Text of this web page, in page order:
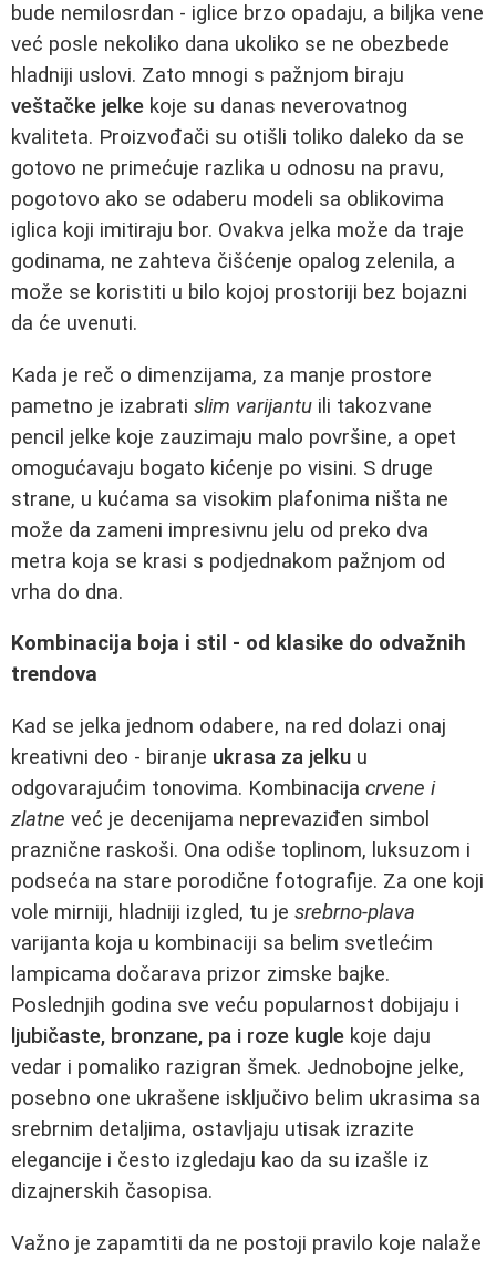
bude nemilosrdan - iglice brzo opadaju, a biljka vene
već posle nekoliko dana ukoliko se ne obezbede
hladniji uslovi. Zato mnogi s pažnjom biraju
veštačke jelke koje su danas neverovatnog
kvaliteta. Proizvođači su otišli toliko daleko da se
gotovo ne primećuje razlika u odnosu na pravu,
pogotovo ako se odaberu modeli sa oblikovima
iglica koji imitiraju bor. Ovakva jelka može da traje
godinama, ne zahteva čišćenje opalog zelenila, a
može se koristiti u bilo kojoj prostoriji bez bojazni
da će uvenuti.
Kada je reč o dimenzijama, za manje prostore
pametno je izabrati slim varijantu ili takozvane
pencil jelke koje zauzimaju malo površine, a opet
omogućavaju bogato kićenje po visini. S druge
strane, u kućama sa visokim plafonima ništa ne
može da zameni impresivnu jelu od preko dva
metra koja se krasi s podjednakom pažnjom od
vrha do dna.
Kombinacija boja i stil - od klasike do odvažnih
trendova
Kad se jelka jednom odabere, na red dolazi onaj
kreativni deo - biranje ukrasa za jelku u
odgovarajućim tonovima. Kombinacija crvene i
zlatne već je decenijama neprevaziđen simbol
praznične raskoši. Ona odiše toplinom, luksuzom i
podseća na stare porodične fotografije. Za one koji
vole mirniji, hladniji izgled, tu je srebrno-plava
varijanta koja u kombinaciji sa belim svetlećim
lampicama dočarava prizor zimske bajke.
Poslednjih godina sve veću popularnost dobijaju i
ljubičaste, bronzane, pa i roze kugle koje daju
vedar i pomaliko razigran šmek. Jednobojne jelke,
posebno one ukrašene isključivo belim ukrasima sa
srebrnim detaljima, ostavljaju utisak izrazite
elegancije i često izgledaju kao da su izašle iz
dizajnerskih časopisa.
Važno je zapamtiti da ne postoji pravilo koje nalaže